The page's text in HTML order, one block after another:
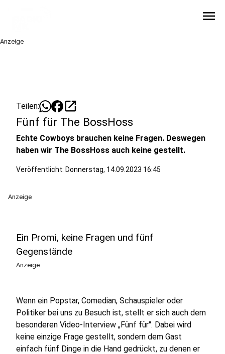
menu
Anzeige
Teilen: open_in_new
Fünf für The BossHoss
Echte Cowboys brauchen keine Fragen. Deswegen
haben wir The BossHoss auch keine gestellt.
Veröffentlicht: Donnerstag, 14.09.2023 16:45
Anzeige
Ein Promi, keine Fragen und fünf
Gegenstände
Anzeige
Wenn ein Popstar, Comedian, Schauspieler oder
Politiker bei uns zu Besuch ist, stellt er sich auch dem
besonderen Video-Interview „Fünf für". Dabei wird
keine einzige Frage gestellt, sondern dem Gast
einfach fünf Dinge in die Hand gedrückt, zu denen er